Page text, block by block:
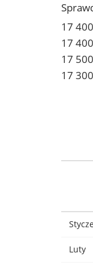
17
17
17
17
Luty